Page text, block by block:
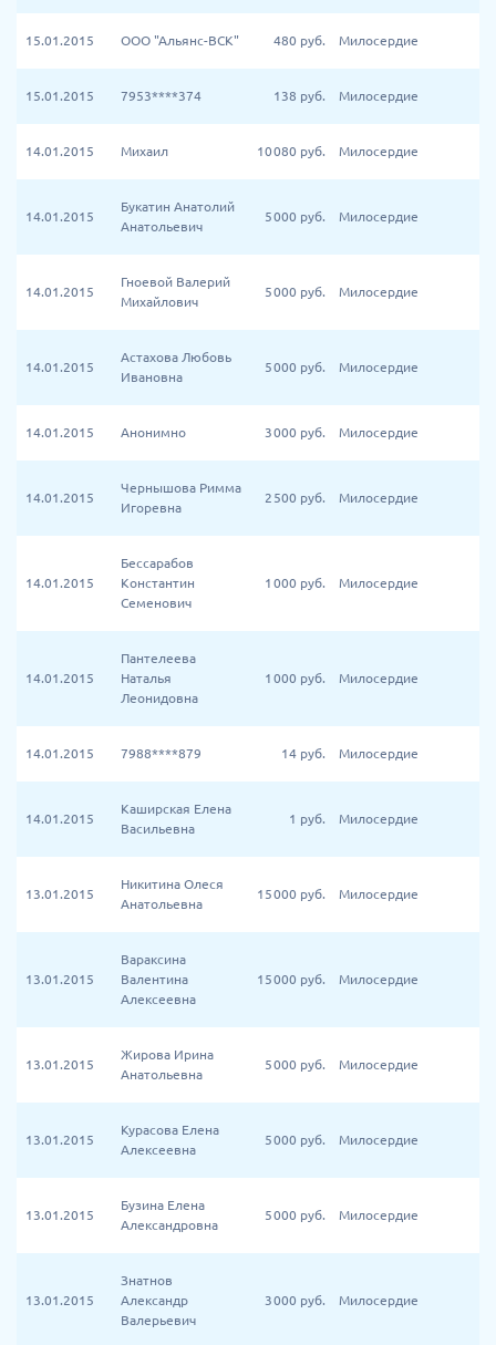
15.01.2015 ООО "Альянс-ВСК" 480 руб. Милосердие
15.01.2015 7953****374 138 руб. Милосердие
14.01.2015 Михаил 10 080 руб. Милосердие
14.01.2015
Букатин Анатолий
Анатольевич
5 000 руб. Милосердие
14.01.2015
Гноевой Валерий
Михайлович
5 000 руб. Милосердие
14.01.2015
Астахова Любовь
Ивановна
5 000 руб. Милосердие
14.01.2015 Анонимно 3 000 руб. Милосердие
14.01.2015
Чернышова Римма
Игоревна
2 500 руб. Милосердие
14.01.2015
Бессарабов
Константин
Семенович
1 000 руб. Милосердие
14.01.2015
Пантелеева
Наталья
Леонидовна
1 000 руб. Милосердие
14.01.2015 7988****879 14 руб. Милосердие
14.01.2015
Каширская Елена
Васильевна
1 руб. Милосердие
13.01.2015
Никитина Олеся
Анатольевна
15 000 руб. Милосердие
13.01.2015
Вараксина
Валентина
Алексеевна
15 000 руб. Милосердие
13.01.2015
Жирова Ирина
Анатольевна
5 000 руб. Милосердие
13.01.2015
Курасова Елена
Алексеевна
5 000 руб. Милосердие
13.01.2015
Бузина Елена
Александровна
5 000 руб. Милосердие
13.01.2015
Знатнов
Александр
Валерьевич
3 000 руб. Милосердие